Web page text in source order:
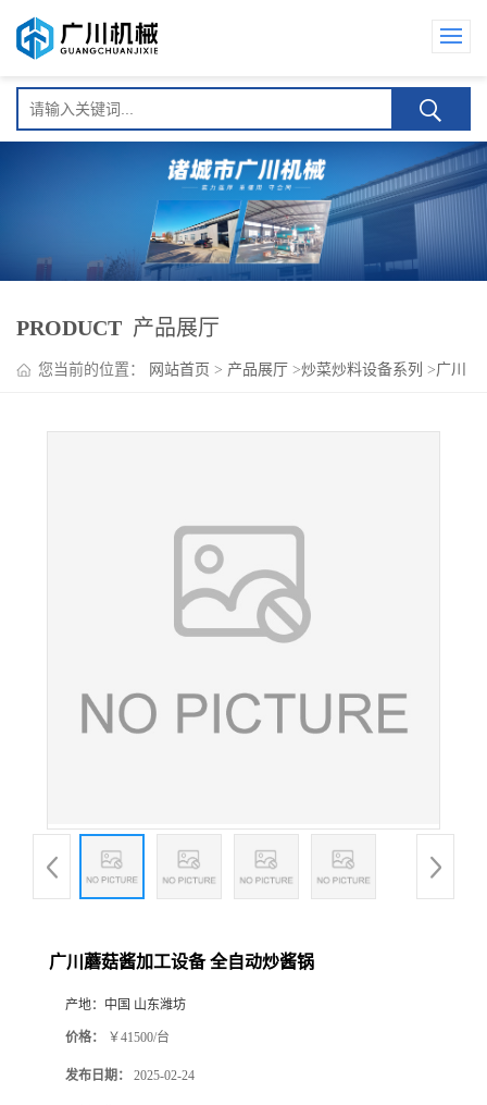
PRODUCT 产品展厅
您当前的位置： 网站首页 > 产品展厅 >炒菜炒料设备系列 >广川
广川蘑菇酱加工设备 全自动炒酱锅
产地： 中国 山东潍坊
价格： ￥41500/台
发布日期： 2025-02-24